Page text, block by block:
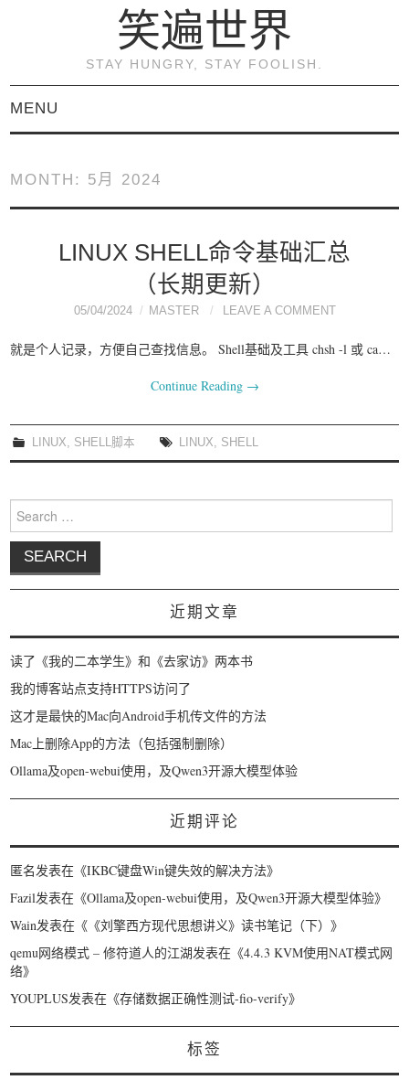
笑遍世界
STAY HUNGRY, STAY FOOLISH.
MENU
（连载）
《KVM虚拟化技术：实
战与原理解析》
我要笑遍世界
MONTH: 5月 2024
LINUX SHELL命令基础汇总
（长期更新）
05/04/2024 MASTER LEAVE A COMMENT
就是个人记录，方便自己查找信息。 Shell基础及工具 chsh -l 或 ca…
Continue Reading →
LINUX SHELL脚本 LINUX SHELL
Search for:
近期文章
读了《我的二本学生》和《去家访》两本书
我的博客站点支持HTTPS访问了
这才是最快的Mac向Android手机传文件的方法
Mac上删除App的方法（包括强制删除）
Ollama及open-webui使用，及Qwen3开源大模型体验
近期评论
匿名发表在《IKBC键盘Win键失效的解决方法》
Fazil发表在《Ollama及open-webui使用，及Qwen3开源大模型体验》
Wain发表在《 《刘擎西方现代思想讲义》读书笔记（下）》
qemu网络模式 – 修符道人的江湖发表在《4.4.3 KVM使用NAT模式网
络》
YOUPLUS发表在《存储数据正确性测试-fio-verify》
标签